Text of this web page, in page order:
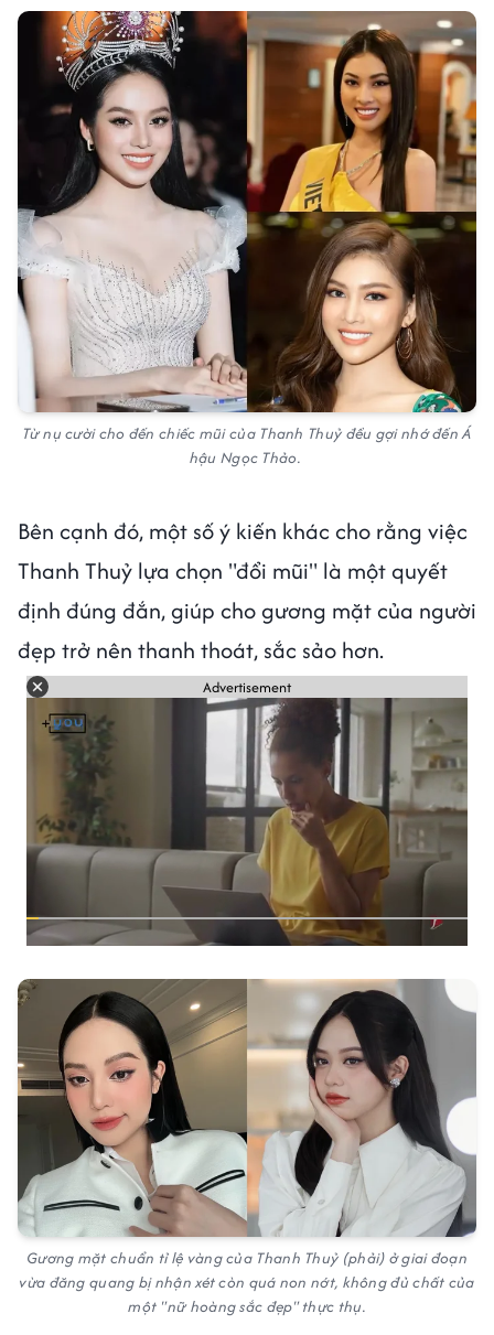
Từ nụ cười cho đến chiếc mũi của Thanh Thuỷ đều gợi nhớ đến Á
hậu Ngọc Thảo.
Bên cạnh đó, một số ý kiến khác cho rằng việc
Thanh Thuỷ lựa chọn "đổi mũi" là một quyết
định đúng đắn, giúp cho gương mặt của người
đẹp trở nên thanh thoát, sắc sảo hơn.
Advertisement
Gương mặt chuẩn tỉ lệ vàng của Thanh Thuỷ (phải) ở giai đoạn
vừa đăng quang bị nhận xét còn quá non nớt, không đủ chất của
một "nữ hoàng sắc đẹp" thực thụ.